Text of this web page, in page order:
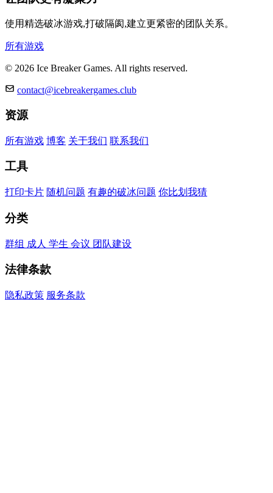
使用精选破冰游戏,打破隔阂,建立更紧密的团队关系。
所有游戏
© 2026 Ice Breaker Games. All rights reserved.
contact@icebreakergames.club
资源
所有游戏 博客 关于我们 联系我们
工具
打印卡片 随机问题 有趣的破冰问题 你比划我猜
分类
群组 成人 学生 会议 团队建设
法律条款
隐私政策 服务条款